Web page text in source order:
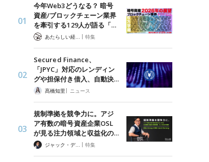
今年Web3どうなる？ 暗号
資産/ブロックチェーン業界
を牽引する129人が語る「…
| 特集
Secured Finance、
「JPYC」対応のレンディン
グや担保付き借入、自動決…
髙橋知里 | ニュース
規制準拠を競争力に。アジ
ア有数の暗号資産企業OSL
が見る注力領域と収益化の…
ジャック・デロン（Jack Derong） | 特集